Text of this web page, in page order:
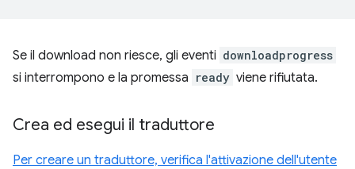
Se il download non riesce, gli eventi downloadprogress
si interrompono e la promessa ready viene rifiutata.
Crea ed esegui il traduttore
Per creare un traduttore, verifica l'attivazione dell'utente